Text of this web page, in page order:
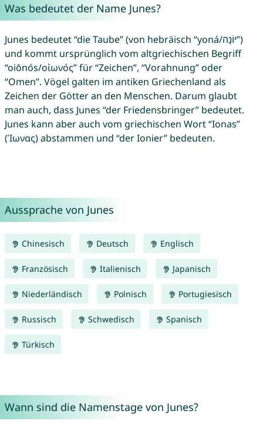
Was bedeutet der Name Junes?
Junes bedeutet “die Taube” (von hebräisch “yoná/יוֹנָה”)
und kommt ursprünglich vom altgriechischen Begriff
“oiōnós/οἰωνός” für “Zeichen”, “Vorahnung” oder
“Omen”. Vögel galten im antiken Griechenland als
Zeichen der Götter an den Menschen. Darum glaubt
man auch, dass Junes “der Friedensbringer” bedeutet.
Junes kann aber auch vom griechischen Wort “Ionas”
(Ίωνας) abstammen und “der Ionier” bedeuten.
Aussprache von Junes
Chinesisch Deutsch Englisch
Französisch Italienisch Japanisch
Niederländisch Polnisch Portugiesisch
Russisch Schwedisch Spanisch
Türkisch
Wann sind die Namenstage von Junes?